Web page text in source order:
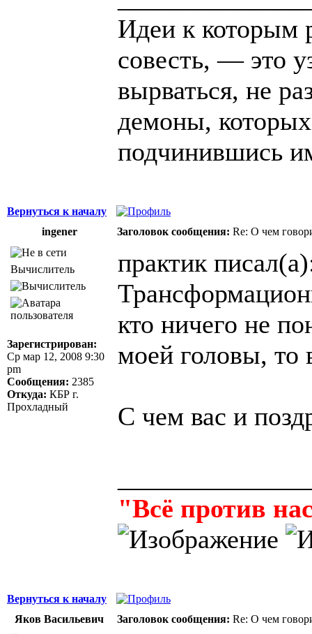
Идеи к которым
совесть, — это
вырваться, не
демоны,
подчинившись
Вернуться к началу
ingener
Заголовок сообщения: Re: О чем
Вычислитель
Зарегистрирован:
Ср мар 12, 2008 9:30
pm
Сообщения: 2385
Откуда: КБР г.
Прохладный
практик
кто ничего не
моей головы, то
С чем вас и
"Всё против
Вернуться к началу
Яков Васильевич
Заголовок сообщения: Re: О чем